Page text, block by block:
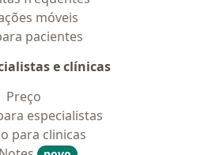
móveis
pacientes
e clínicas
Preço
especialistas
para clinicas